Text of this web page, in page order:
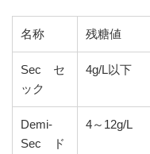
名称 残糖値
Sec セ
ック
4g/L以下
Demi-
Sec ド
4～12g/L